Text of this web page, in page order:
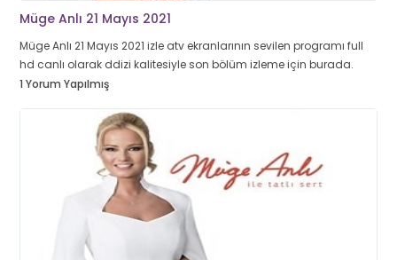
Müge Anlı 21 Mayıs 2021
Müge Anlı 21 Mayıs 2021 izle atv ekranlarının sevilen programı full
hd canlı olarak ddizi kalitesiyle son bölüm izleme için burada.
1 Yorum Yapılmış